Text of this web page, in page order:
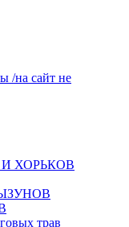
на сайт не
ХОРЬКОВ
трав